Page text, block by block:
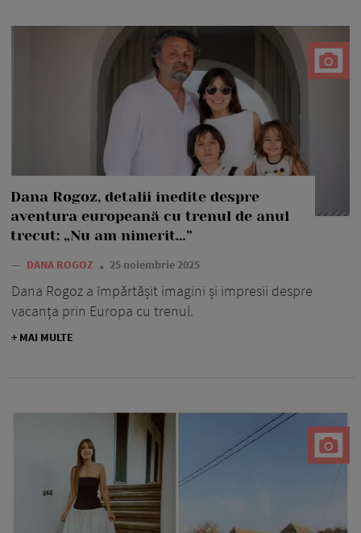
Dana Rogoz, detalii inedite despre
aventura europeană cu trenul de anul
trecut: „Nu am nimerit…”
— DANA ROGOZ 25 noiembrie 2025
Dana Rogoz a împărtășit imagini și impresii despre
vacanța prin Europa cu trenul.
+ MAI MULTE